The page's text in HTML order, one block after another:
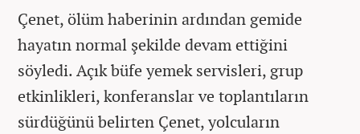
Çenet, ölüm haberinin ardından gemide
hayatın normal şekilde devam ettiğini
söyledi. Açık büfe yemek servisleri, grup
etkinlikleri, konferanslar ve toplantıların
sürdüğünü belirten Çenet, yolcuların